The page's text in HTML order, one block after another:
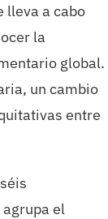
lleva a cabo
la
global.
un cambio
entre
el